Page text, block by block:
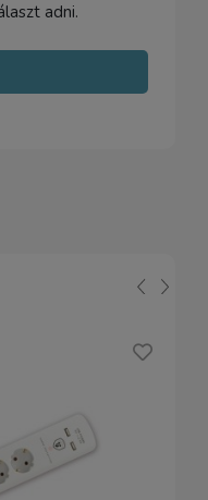
adni.